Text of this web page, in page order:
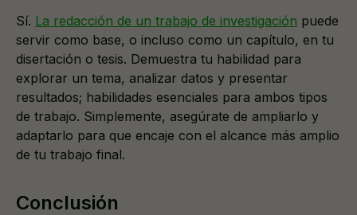
Sí. La redacción de un trabajo de investigación puede
servir como base, o incluso como un capítulo, en tu
disertación o tesis. Demuestra tu habilidad para
explorar un tema, analizar datos y presentar
resultados; habilidades esenciales para ambos tipos
de trabajo. Simplemente, asegúrate de ampliarlo y
adaptarlo para que encaje con el alcance más amplio
de tu trabajo final.
Conclusión